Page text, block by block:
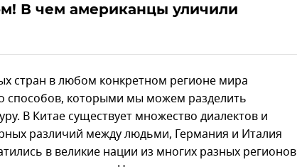
В чем американцы уличили
стран в любом конкретном регионе мира
способов, которыми мы можем разделить
В Китае существует множество диалектов и
различий между людьми, Германия и Италия
в великие нации из многих разных регионов